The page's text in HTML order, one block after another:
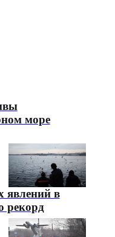
море
явлений в
рекорд